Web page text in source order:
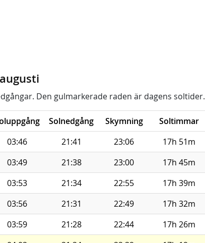
Den gulmarkerade raden är dagens soltider.
Solnedgång Skymning
Soltimmar
03:46 21:41 23:06
17h 51m
03:49 21:38 23:00
17h 45m
03:53 21:34 22:55
17h 39m
03:56 21:31 22:49
17h 32m
03:59 21:28 22:44
17h 26m